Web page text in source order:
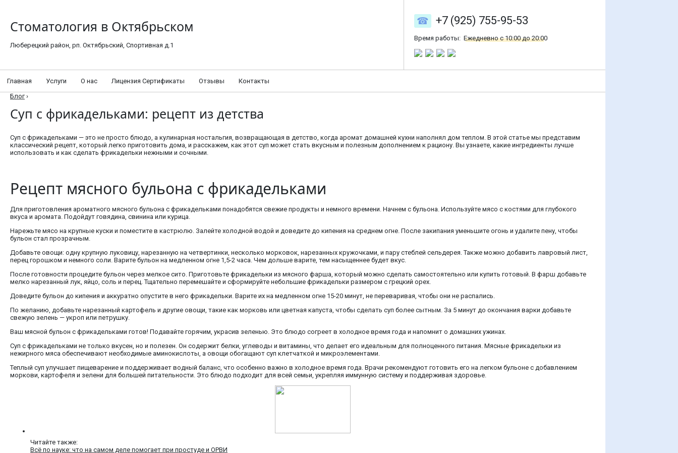
Стоматология в Октябрьском
Люберецкий район, рп. Октябрьский, Спортивная д.1
+7 (925) 755-95-53
Время работы: Ежедневно с 10:00 до 20:00
Главная Услуги О нас Лицензия Сертификаты Отзывы
Контакты
Блог ›
Суп с фрикадельками: рецепт из детства
Суп с фрикадельками — это не просто блюдо, а кулинарная ностальгия, возвращающая в детство, когда аромат домашней кухни наполнял дом теплом. В этой статье мы представим
классический рецепт, который легко приготовить дома, и расскажем, как этот суп может стать вкусным и полезным дополнением к рациону. Вы узнаете, какие ингредиенты лучше
использовать и как сделать фрикадельки нежными и сочными.
Рецепт мясного бульона с фрикадельками
Для приготовления ароматного мясного бульона с фрикадельками понадобятся свежие продукты и немного времени. Начнем с бульона. Используйте мясо с костями для глубокого
вкуса и аромата. Подойдут говядина, свинина или курица.
Нарежьте мясо на крупные куски и поместите в кастрюлю. Залейте холодной водой и доведите до кипения на среднем огне. После закипания уменьшите огонь и удалите пену, чтобы
бульон стал прозрачным.
Добавьте овощи: одну крупную луковицу, нарезанную на четвертинки, несколько морковок, нарезанных кружочками, и пару стеблей сельдерея. Также можно добавить лавровый лист,
перец горошком и немного соли. Варите бульон на медленном огне 1,5-2 часа. Чем дольше варите, тем насыщеннее будет вкус.
После готовности процедите бульон через мелкое сито. Приготовьте фрикадельки из мясного фарша, который можно сделать самостоятельно или купить готовый. В фарш добавьте
мелко нарезанный лук, яйцо, соль и перец. Тщательно перемешайте и сформируйте небольшие фрикадельки размером с грецкий орех.
Доведите бульон до кипения и аккуратно опустите в него фрикадельки. Варите их на медленном огне 15-20 минут, не переваривая, чтобы они не распались.
По желанию, добавьте нарезанный картофель и другие овощи, такие как морковь или цветная капуста, чтобы сделать суп более сытным. За 5 минут до окончания варки добавьте
свежую зелень — укроп или петрушку.
Ваш мясной бульон с фрикадельками готов! Подавайте горячим, украсив зеленью. Это блюдо согреет в холодное время года и напомнит о домашних ужинах.
Суп с фрикадельками не только вкусен, но и полезен. Он содержит белки, углеводы и витамины, что делает его идеальным для полноценного питания. Мясные фрикадельки из
нежирного мяса обеспечивают необходимые аминокислоты, а овощи обогащают суп клетчаткой и микроэлементами.
Теплый суп улучшает пищеварение и поддерживает водный баланс, что особенно важно в холодное время года. Врачи рекомендуют готовить его на легком бульоне с добавлением
моркови, картофеля и зелени для большей питательности. Это блюдо подходит для всей семьи, укрепляя иммунную систему и поддерживая здоровье.
Читайте также:
Всё по науке: что на самом деле помогает при простуде и ОРВИ